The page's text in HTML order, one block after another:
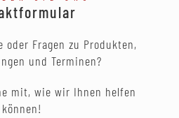
oder Fragen zu Produkten,
und Terminen?
mit, wie wir Ihnen helfen
können!